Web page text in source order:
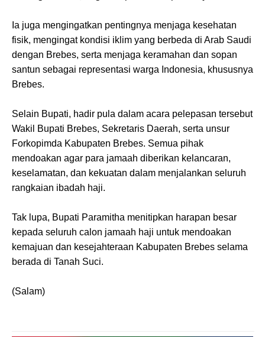
Ia juga mengingatkan pentingnya menjaga kesehatan
fisik, mengingat kondisi iklim yang berbeda di Arab Saudi
dengan Brebes, serta menjaga keramahan dan sopan
santun sebagai representasi warga Indonesia, khususnya
Brebes.
Selain Bupati, hadir pula dalam acara pelepasan tersebut
Wakil Bupati Brebes, Sekretaris Daerah, serta unsur
Forkopimda Kabupaten Brebes. Semua pihak
mendoakan agar para jamaah diberikan kelancaran,
keselamatan, dan kekuatan dalam menjalankan seluruh
rangkaian ibadah haji.
Tak lupa, Bupati Paramitha menitipkan harapan besar
kepada seluruh calon jamaah haji untuk mendoakan
kemajuan dan kesejahteraan Kabupaten Brebes selama
berada di Tanah Suci.
(Salam)